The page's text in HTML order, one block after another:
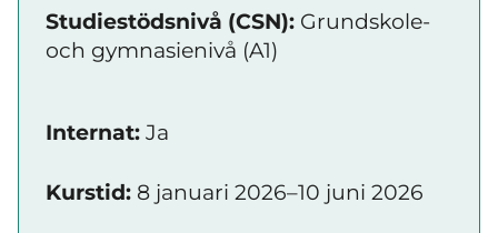
Studiestödsnivå (CSN): Grundskole-
och gymnasienivå (A1)
Internat: Ja
Kurstid: 8 januari 2026–10 juni 2026